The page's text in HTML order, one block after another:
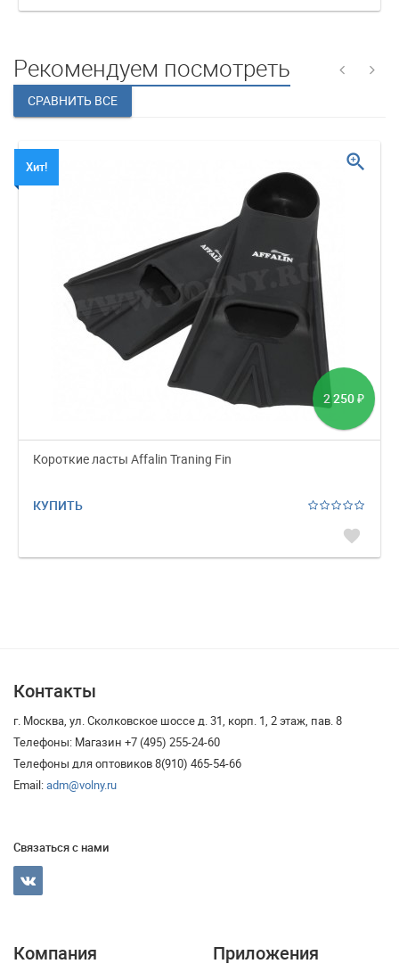
Рекомендуем посмотреть
Хит!
2 250 ₽
Короткие ласты Affalin Traning Fin
КУПИТЬ
favorite
zoom_in
Контакты
г. Москва, ул. Сколковское шоссе д. 31, корп. 1, 2 этаж, пав. 8
Телефоны: Магазин +7 (495) 255-24-60
Телефоны для оптовиков 8(910) 465-54-66
Email:adm@volny.ru
Связаться с нами
Компания Приложения